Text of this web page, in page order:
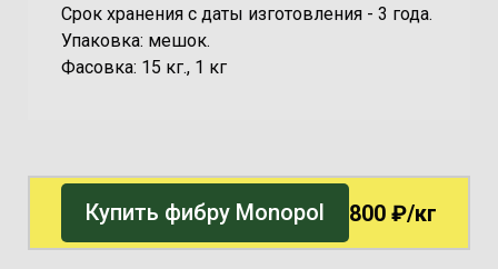
Срок хранения с даты изготовления - 3 года.
Упаковка: мешок.
Фасовка: 15 кг., 1 кг
Купить фибру Monopol 800 ₽/кг